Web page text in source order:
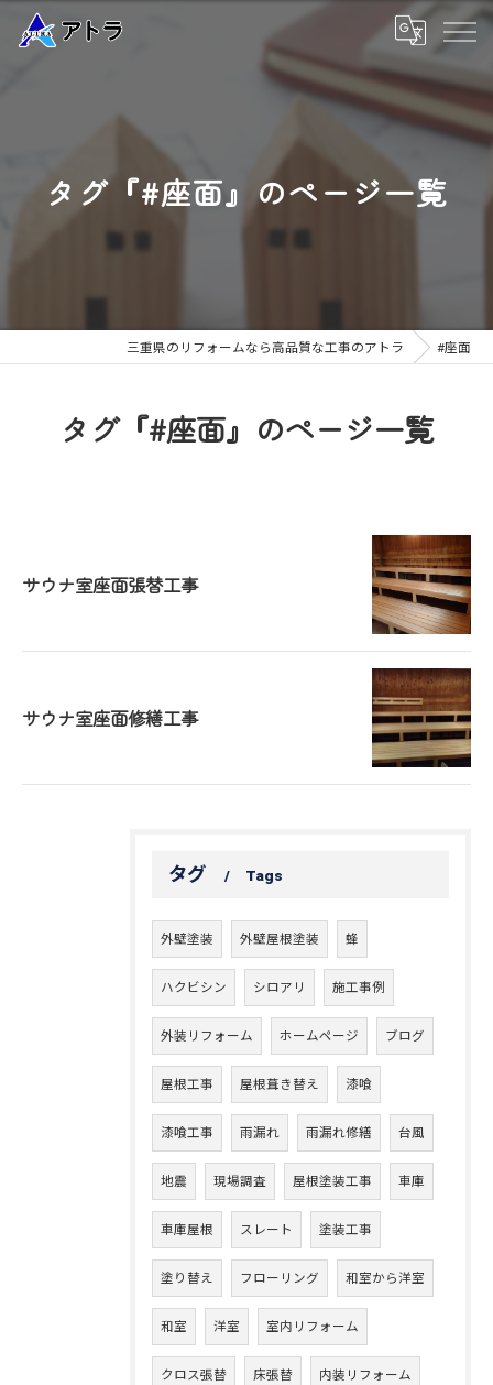
タグ『#座面』のページ一覧
三重県のリフォームなら高品質な工事のアトラ #座面
タグ『#座面』のページ一覧
サウナ室座面張替工事
サウナ室座面修繕工事
タグ Tags
外壁塗装 外壁屋根塗装 蜂
ハクビシン シロアリ 施工事例
外装リフォーム ホームページ ブログ
屋根工事 屋根葺き替え 漆喰
漆喰工事 雨漏れ 雨漏れ修繕 台風
地震 現場調査 屋根塗装工事 車庫
車庫屋根 スレート 塗装工事
塗り替え フローリング 和室から洋室
和室 洋室 室内リフォーム
クロス張替 床張替 内装リフォーム